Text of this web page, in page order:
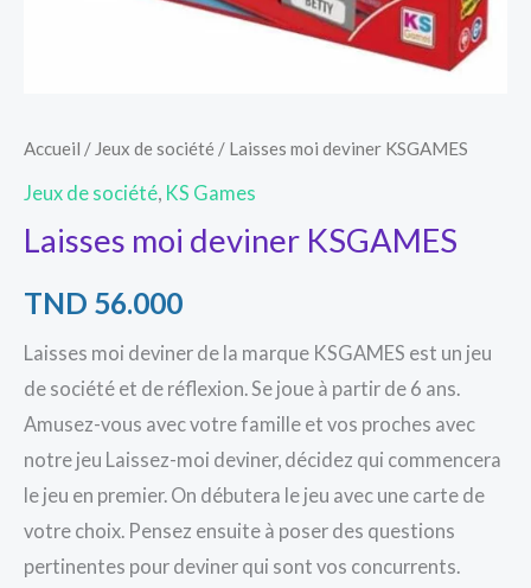
Accueil / Jeux de société / Laisses moi deviner KSGAMES
Jeux de société KS Games
Laisses moi deviner KSGAMES
TND 56.000
Laisses moi deviner de la marque KSGAMES est un jeu
de société et de réflexion. Se joue à partir de 6 ans.
Amusez-vous avec votre famille et vos proches avec
notre jeu Laissez-moi deviner, décidez qui commencera
le jeu en premier. On débutera le jeu avec une carte de
votre choix. Pensez ensuite à poser des questions
pertinentes pour deviner qui sont vos concurrents.